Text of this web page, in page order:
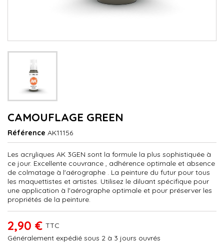
CAMOUFLAGE GREEN
Référence AK11156
Les acryliques AK 3GEN sont la formule la plus sophistiquée à
ce jour. Excellente couvrance , adhérence optimale et absence
de colmatage à l'aérographe . La peinture du futur pour tous
les maquettistes et artistes. Utilisez le diluant spécifique pour
une application à l'aérographe optimale et pour préserver les
propriétés de la peinture.
2,90 € TTC
Généralement expédié sous 2 à 3 jours ouvrés